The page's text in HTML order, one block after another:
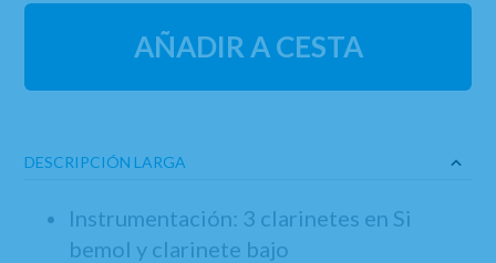
AÑADIR A CESTA
DESCRIPCIÓN LARGA
Instrumentación: 3 clarinetes en Si
bemol y clarinete bajo